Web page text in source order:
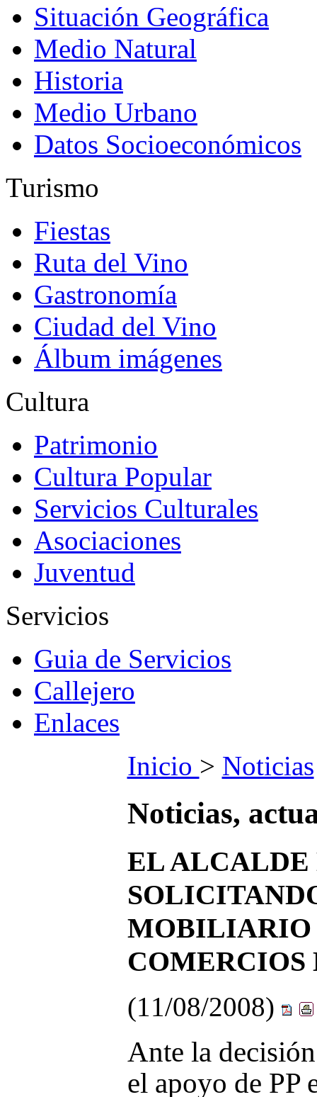
Situación Geográfica
Medio Natural
Historia
Medio Urbano
Datos Socioeconómicos
Turismo
Fiestas
Ruta del Vino
Gastronomía
Ciudad del Vino
Álbum imágenes
Cultura
Patrimonio
Cultura Popular
Servicios Culturales
Asociaciones
Juventud
Servicios
Guia de Servicios
Callejero
Enlaces
Inicio > Noticias
Noticias,
EL ALCALDE
MOBILIARIO
COMERCIOS
(11/08/2008)
Ante la
el apoyo de PP